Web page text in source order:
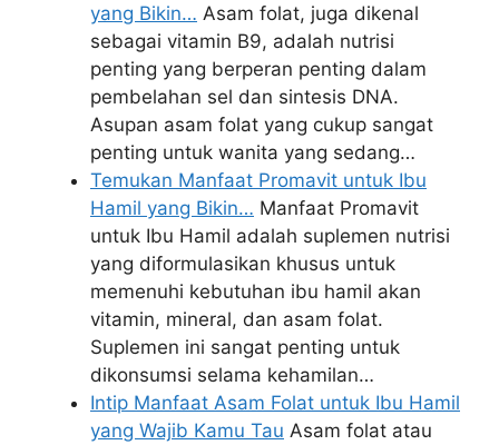
yang Bikin… Asam folat, juga dikenal
sebagai vitamin B9, adalah nutrisi
penting yang berperan penting dalam
pembelahan sel dan sintesis DNA.
Asupan asam folat yang cukup sangat
penting untuk wanita yang sedang…
Temukan Manfaat Promavit untuk Ibu
Hamil yang Bikin… Manfaat Promavit
untuk Ibu Hamil adalah suplemen nutrisi
yang diformulasikan khusus untuk
memenuhi kebutuhan ibu hamil akan
vitamin, mineral, dan asam folat.
Suplemen ini sangat penting untuk
dikonsumsi selama kehamilan…
Intip Manfaat Asam Folat untuk Ibu Hamil
yang Wajib Kamu Tau Asam folat atau